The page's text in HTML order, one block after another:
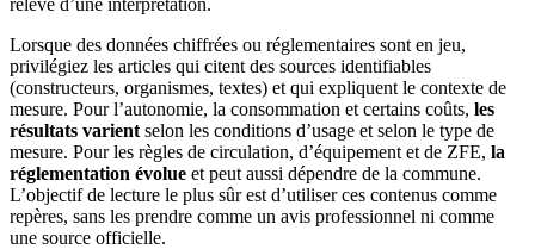
Lorsque des données chiffrées ou réglementaires sont en jeu,
privilégiez les articles qui citent des sources identifiables
(constructeurs, organismes, textes) et qui expliquent le contexte de
mesure. Pour l’autonomie, la consommation et certains coûts, les
résultats varient selon les conditions d’usage et selon le type de
mesure. Pour les règles de circulation, d’équipement et de ZFE, la
réglementation évolue et peut aussi dépendre de la commune.
L’objectif de lecture le plus sûr est d’utiliser ces contenus comme
repères, sans les prendre comme un avis professionnel ni comme
une source officielle.